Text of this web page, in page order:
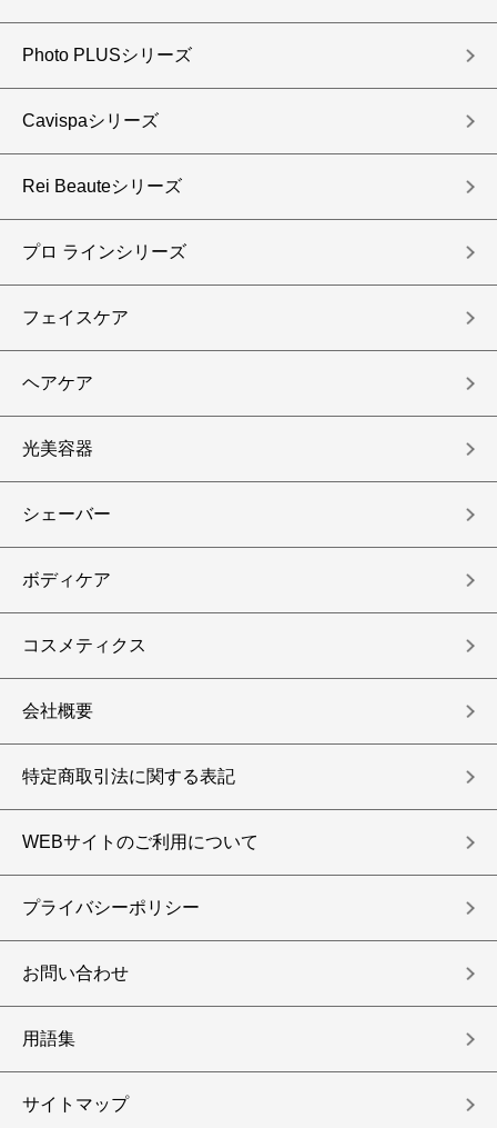
Photo PLUSシリーズ
Cavispaシリーズ
Rei Beauteシリーズ
プロ ラインシリーズ
フェイスケア
ヘアケア
光美容器
シェーバー
ボディケア
コスメティクス
会社概要
特定商取引法に関する表記
WEBサイトのご利用について
プライバシーポリシー
お問い合わせ
用語集
サイトマップ